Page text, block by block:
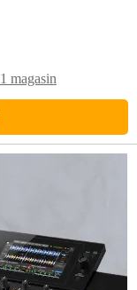
1 magasin